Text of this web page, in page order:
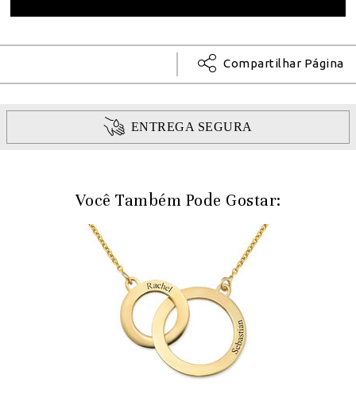
Compartilhar Página
ENTREGA SEGURA
Você Também Pode Gostar: